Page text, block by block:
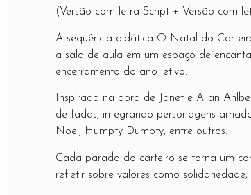
(Versão com letra Script + Versão com
A sequência didática O Natal do
a sala de aula em um espaço de
encerramento do ano letivo.
Inspirada na obra de Janet e Allan
de fadas, integrando personagens
Noel, Humpty Dumpty, entre outros.
Cada parada do carteiro se torna um
refletir sobre valores como